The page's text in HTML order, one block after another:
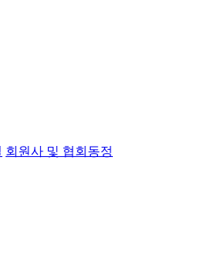
회원사 및 협회동정